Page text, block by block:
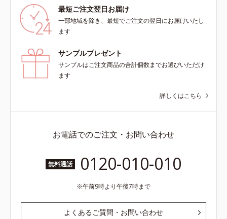
最短ご注文翌日お届け
一部地域を除き、最短でご注文の翌日にお届けいたし
ます
サンプルプレゼント
サンプルはご注文商品の合計個数までお選びいただけ
ます
詳しくはこちら
お電話でのご注文・お問い合わせ
無料通話 0120-010-010
午前9時より午後7時まで
よくあるご質問・お問い合わせ